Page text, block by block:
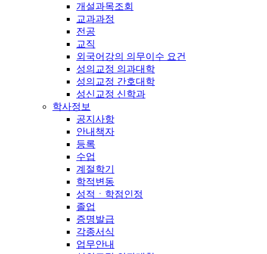
개설과목조회
교과과정
전공
교직
외국어강의 의무이수 요건
성의교정 의과대학
성의교정 간호대학
성신교정 신학과
학사정보
공지사항
안내책자
등록
수업
계절학기
학적변동
성적ㆍ학점인정
졸업
증명발급
각종서식
업무안내